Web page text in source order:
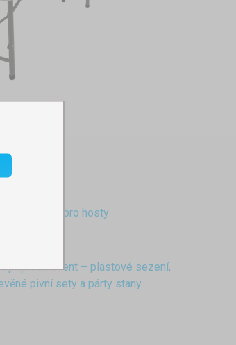
stůl pro hosty
připravit event – plastové sezení,
pivní sety a párty stany